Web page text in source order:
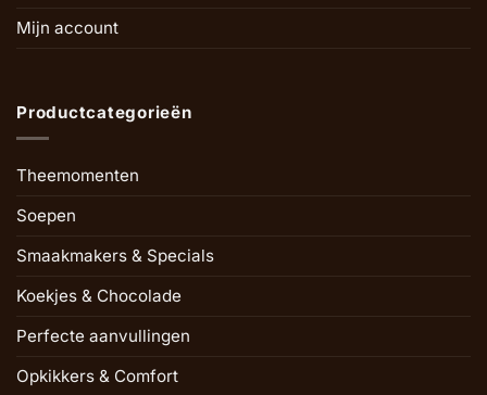
Mijn account
Productcategorieën
Theemomenten
Soepen
Smaakmakers & Specials
Koekjes & Chocolade
Perfecte aanvullingen
Opkikkers & Comfort